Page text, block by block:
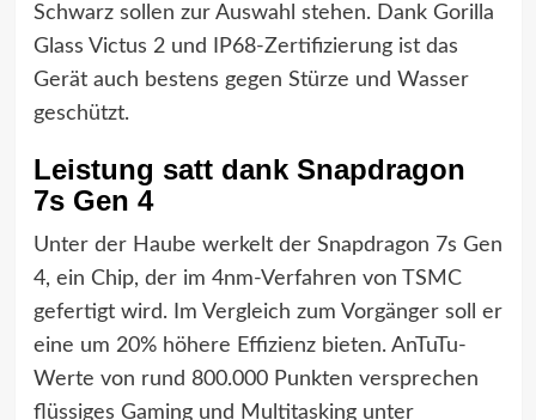
Schwarz sollen zur Auswahl stehen. Dank Gorilla
Glass Victus 2 und IP68-Zertifizierung ist das
Gerät auch bestens gegen Stürze und Wasser
geschützt.
Leistung satt dank Snapdragon
7s Gen 4
Unter der Haube werkelt der Snapdragon 7s Gen
4, ein Chip, der im 4nm-Verfahren von TSMC
gefertigt wird. Im Vergleich zum Vorgänger soll er
eine um 20% höhere Effizienz bieten. AnTuTu-
Werte von rund 800.000 Punkten versprechen
flüssiges Gaming und Multitasking unter